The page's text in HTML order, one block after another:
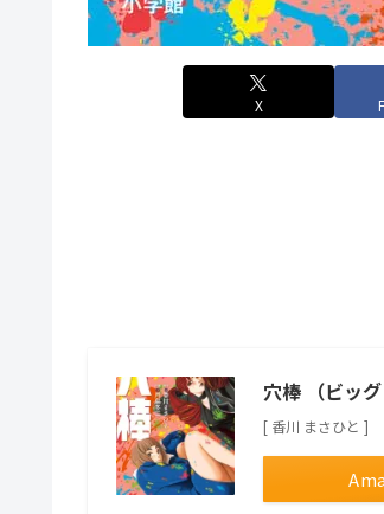
X
穴棒 （ビッグ
[ 香川 まさひと ]